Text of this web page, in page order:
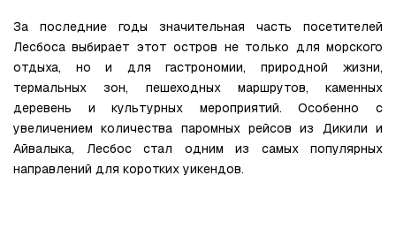
За последние годы значительная часть посетителей
Лесбоса выбирает этот остров не только для морского
отдыха, но и для гастрономии, природной жизни,
термальных зон, пешеходных маршрутов, каменных
деревень и культурных мероприятий. Особенно с
увеличением количества паромных рейсов из Дикили и
Айвалыка, Лесбос стал одним из самых популярных
направлений для коротких уикендов.